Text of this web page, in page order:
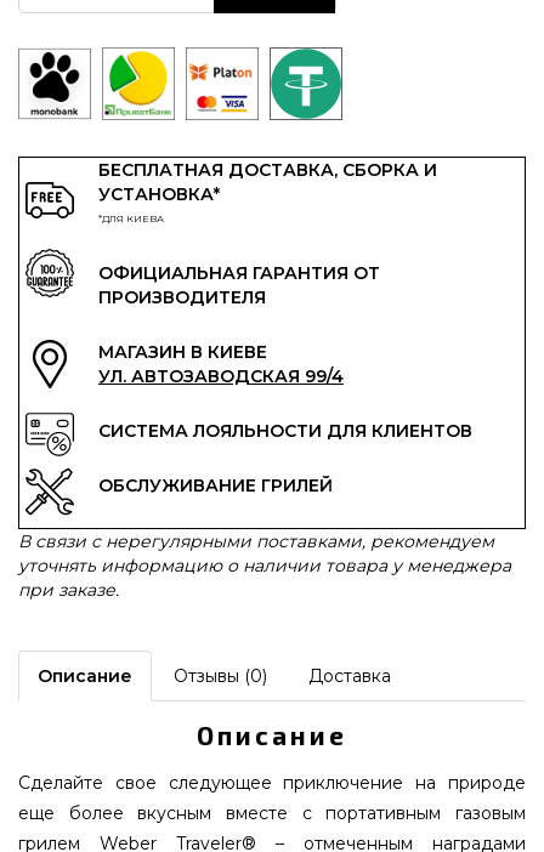
БЕСПЛАТНАЯ ДОСТАВКА, СБОРКА И
УСТАНОВКА*
*ДЛЯ КИЕВА
ОФИЦИАЛЬНАЯ ГАРАНТИЯ ОТ
ПРОИЗВОДИТЕЛЯ
МАГАЗИН В КИЕВЕ
УЛ. АВТОЗАВОДСКАЯ 99/4
СИСТЕМА ЛОЯЛЬНОСТИ ДЛЯ КЛИЕНТОВ
ОБСЛУЖИВАНИЕ ГРИЛЕЙ
В связи с нерегулярными поставками, рекомендуем
уточнять информацию о наличии товара у менеджера
при заказе.
Описание Отзывы (0) Доставка
Описание
Сделайте свое следующее приключение на природе
еще более вкусным вместе с портативным газовым
грилем Weber Traveler® – отмеченным наградами